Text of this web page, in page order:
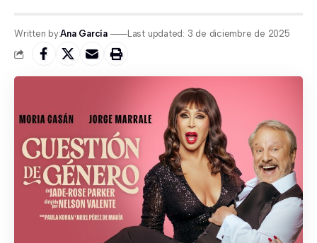
Written by:Ana García Last updated: 3 de diciembre de 2025